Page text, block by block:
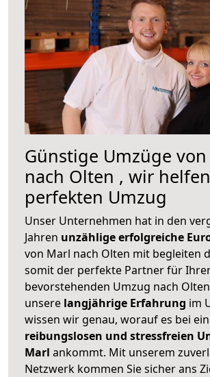
Günstige Umzüge
nach Olten , wir
perfekten Umzug
Unser Unternehmen hat in den
Jahren unzählige erfolgreiche
von Marl nach Olten mit begleiten
somit der perfekte Partner für
bevorstehenden Umzug nach
unsere langjährige Erfahrung im
wissen wir genau, worauf es bei
reibungslosen und stressfreien
Marl ankommt. Mit unserem
Netzwerk kommen Sie sicher ans